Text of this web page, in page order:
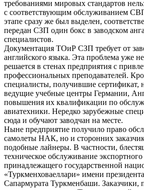
требованиями мировых стандартов
с соответствующим обслуживанием
этапе сразу же был выделен,
передан СЗП один бокс в заводском
специалистов.
Документация ТОиР СЗП требует от
английского языка. Эта проблема уже
решается в стенах предприятия с
профессиональных преподавателей.
специалисты, получившие сертификат,
ведущие учебные центры Германии,
повышения их квалификации по
авиатехники. Нередко зарубежные
сюда и обучают заводчан на месте.
Ныне предприятие получило право
самолеты НАК, но и сторонних
подобные лайнеры. В частности,
техническое обслуживание
принадлежащего государственной
«Туркменховаеллари» имени
Сапармурата Туркменбаши. Заказчики,